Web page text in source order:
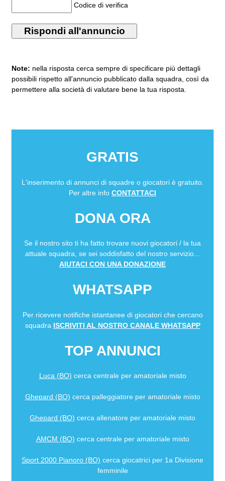
Codice di verifica
Note: nella risposta cerca sempre di specificare più dettagli
possibili rispetto all'annuncio pubblicato dalla squadra, così da
permettere alla società di valutare bene la tua risposta.
GRATIS
L'inserimento di annunci di squadre o giocatori è gratuito.
Per altre info CONTATTACI
DONA ORA
Se il nostro sito ti ha fatto trovare nuovi giocatori / la tua
attuale squadra, se sei soddisfatto del nostro servizio...
AIUTACI CON UNA DONAZIONE
WHATSAPP
Per ricevere notifiche istantanee di giocatori che cercano
squadra ISCRIVITI AL NOSTRO CANALE WHATSAPP
TOP ANNUNCI
Luca (BO) cerca centrale per amatoriale misto
Ghepard (BO) cerca palleggiatore per amatoriale misto
Ghepard (BO) cerca allenatore per amatoriale misto
AMCM (BO) cerca centrale per amatoriale misto
Sport 2000 Pianoro (BO) cerca giocatrici per 1a Divisione
femminile